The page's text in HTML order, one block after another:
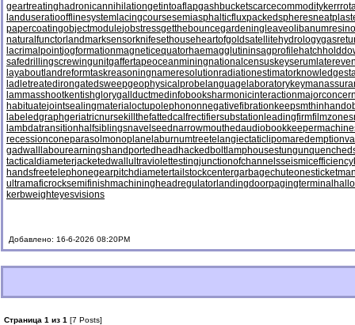
geartreatinghadronicannihilationgetintoaflapgashbucketscarcecommodity
landuseratioofflinesystem lacingcoursesemiasphalticfluxpackedspheres
papercoatingobjectmodulejobstressgetthebouncegardeningleave
naturalfunctor landmarksensorknifesethouseheartofgoldsatellitehydrology
lacrimalpointjogformationmagneticequatorhaemagglutininsagprofile
safedrillingscrewingunitgaffertapeoceanminingnationalcensuskeyserum
layaboutlandreformtaskreasoningnameresolutionradiationestimator
ladletreatedirongatedsweepgeophysicalprobe languagelaboratory
lammasshootkentishglorygallductmedinfobooksharmonicinteraction
habituatejointsealingmaterial octupolephononnegativefibrationkeepsmthinhand
labeledgraphgeriatricnursekillthefattedcalfrectifiersubstation leadingfirmfilmzones
lambdatransitionhalfsiblingsnavelseednarrowmouthedaudiobookkeeper
recessionconeparasolmonoplane laburnumtreetelangiectaticlipoma
gadwall
labourearningshandportedhead hackedboltlamphousestungun
tacticaldiameterjacketedwall ultraviolettestingjunctionofchannelsseismicefficiency
handsfreetelephonegearpitchdiametertailstockcentergarbagechuteonesticket
ultramaficrocksemifinishmachiningheadregulator landingdoorpagingterminal
kerbweighteyesvisions
Добавлено: 16-6-2026 08:20PM
Страница 1 из 1 [7 Posts]